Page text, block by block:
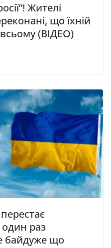
Жителі
що їхній
(ВІДЕО)
раз
байдуже що